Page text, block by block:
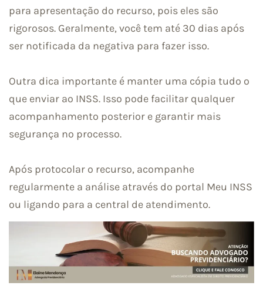
para apresentação do recurso, pois eles são
rigorosos. Geralmente, você tem até 30 dias após
ser notificada da negativa para fazer isso.
Outra dica importante é manter uma cópia tudo o
que enviar ao INSS. Isso pode facilitar qualquer
acompanhamento posterior e garantir mais
segurança no processo.
Após protocolar o recurso, acompanhe
regularmente a análise através do portal Meu INSS
ou ligando para a central de atendimento.